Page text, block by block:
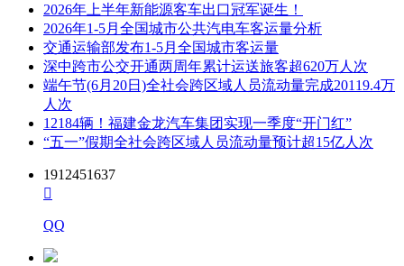
2026年上半年新能源客车出口冠军诞生！
2026年1-5月全国城市公共汽电车客运量分析
交通运输部发布1-5月全国城市客运量
深中跨市公交开通两周年累计运送旅客超620万人次
端午节(6月20日)全社会跨区域人员流动量完成20119.4万
人次
12184辆！福建金龙汽车集团实现一季度“开门红”
“五一”假期全社会跨区域人员流动量预计超15亿人次
1912451637

QQ